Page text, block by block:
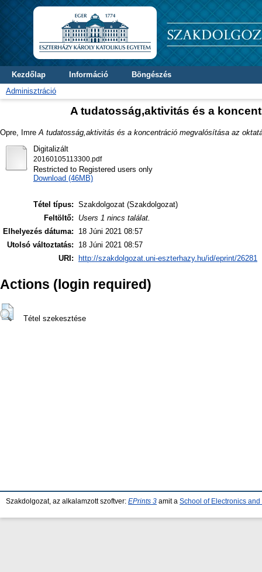
Kezdőlap Információ
Böngészés
Adminisztráció
A tudatosság,aktivitás és a
Opre, Imre A tudatosság,aktivitás és a koncentráció megvalósítása az
Digitalizált
20160105113300.pdf
Restricted to Registered users only
Download (46MB)
Tétel típus: Szakdolgozat (Szakdolgozat)
Feltöltő:
Users 1 nincs találat.
Elhelyezés dátuma:
18 Júni 2021 08:57
Utolsó változtatás:
18 Júni 2021 08:57
URI:
http://szakdolgozat.uni-eszterhazy.hu/id/eprint/26281
Actions (login required)
Tétel szekesztése
Szakdolgozat, az alkalamzott szoftver: EPrints 3 amit a School of Electronics